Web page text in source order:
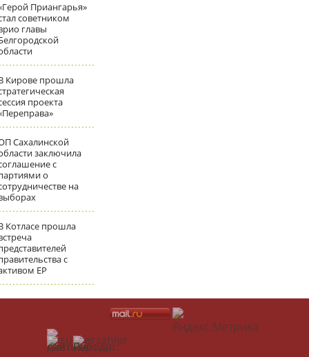
Приангарья»
советником
главы
Кирове прошла
проекта
Сахалинской
заключила
с
о
на
Котласе прошла
с
ЕР